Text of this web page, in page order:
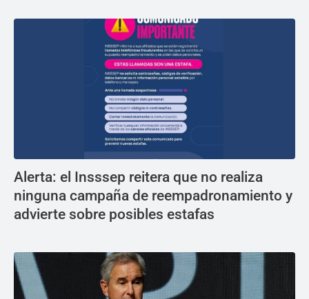
Alerta: el Insssep reitera que no realiza
ninguna campaña de reempadronamiento y
advierte sobre posibles estafas